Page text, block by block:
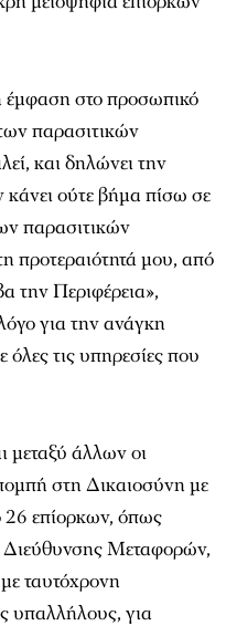
έμφαση στο προσωπικό
παρασιτικών
και δηλώνει την
κάνει ούτε βήμα πίσω σε
παρασιτικών
προτεραιότητά μου, από
την Περιφέρεια»,
για την ανάγκη
όλες τις υπηρεσίες που
μεταξύ άλλων οι
στη Δικαιοσύνη με
26 επίορκων, όπως
Διεύθυνσης Μεταφορών,
ταυτόχρονη
υπαλλήλους, για